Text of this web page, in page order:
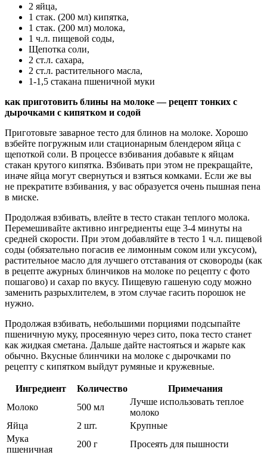
2 яйца,
1 стак. (200 мл) кипятка,
1 стак. (200 мл) молока,
1 ч.л. пищевой соды,
Щепотка соли,
2 ст.л. сахара,
2 ст.л. растительного масла,
1-1,5 стакана пшеничной муки
как приготовить блины на молоке — рецепт тонких с
дырочками с кипятком и содой
Приготовьте заварное тесто для блинов на молоке. Хорошо
взбейте погружным или стационарным блендером яйца с
щепоткой соли. В процессе взбивания добавьте к яйцам
стакан крутого кипятка. Взбивать при этом не прекращайте,
иначе яйца могут свернуться и взяться комками. Если же вы
не прекратите взбивания, у вас образуется очень пышная пена
в миске.
Продолжая взбивать, влейте в тесто стакан теплого молока.
Перемешивайте активно ингредиенты еще 3-4 минуты на
средней скорости. При этом добавляйте в тесто 1 ч.л. пищевой
соды (обязательно погасив ее лимонным соком или уксусом),
растительное масло для лучшего отставания от сковороды (как
в рецепте ажурных блинчиков на молоке по рецепту с фото
пошагово) и сахар по вкусу. Пищевую гашеную соду можно
заменить разрыхлителем, в этом случае гасить порошок не
нужно.
Продолжая взбивать, небольшими порциями подсыпайте
пшеничную муку, просеянную через сито, пока тесто станет
как жидкая сметана. Дальше дайте настояться и жарьте как
обычно. Вкусные блинчики на молоке с дырочками по
рецепту с кипятком выйдут румяные и кружевные.
Ингредиент Количество
Примечания
Молоко
500 мл
Лучше использовать теплое
молоко
Яйца
2 шт.
Крупные
Мука
пшеничная
200 г
Просеять для пышности